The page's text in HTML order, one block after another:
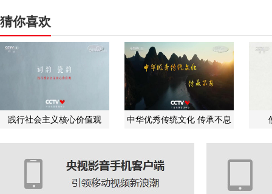
猜你喜欢
践行社会主义核心价值观 中华优秀传统文化 传承不息